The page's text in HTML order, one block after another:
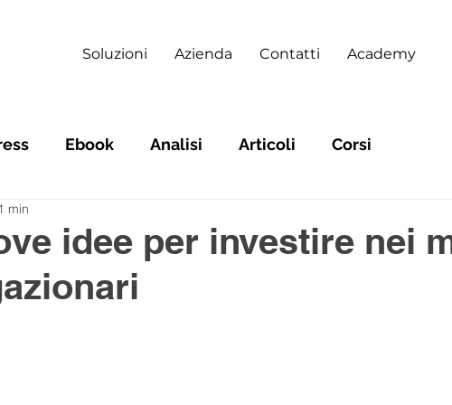
Soluzioni Azienda Contatti Academy
Ebook Analisi Articoli Corsi
idee per investire nei
min